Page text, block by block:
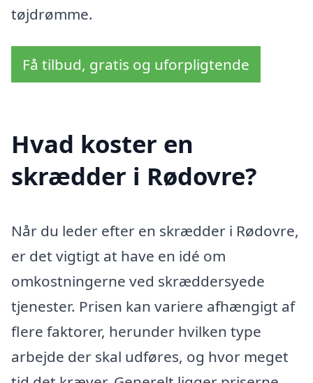
tøjdrømme.
Få tilbud, gratis og uforpligtende
Hvad koster en
skrædder i Rødovre?
Når du leder efter en skrædder i Rødovre,
er det vigtigt at have en idé om
omkostningerne ved skræddersyede
tjenester. Prisen kan variere afhængigt af
flere faktorer, herunder hvilken type
arbejde der skal udføres, og hvor meget